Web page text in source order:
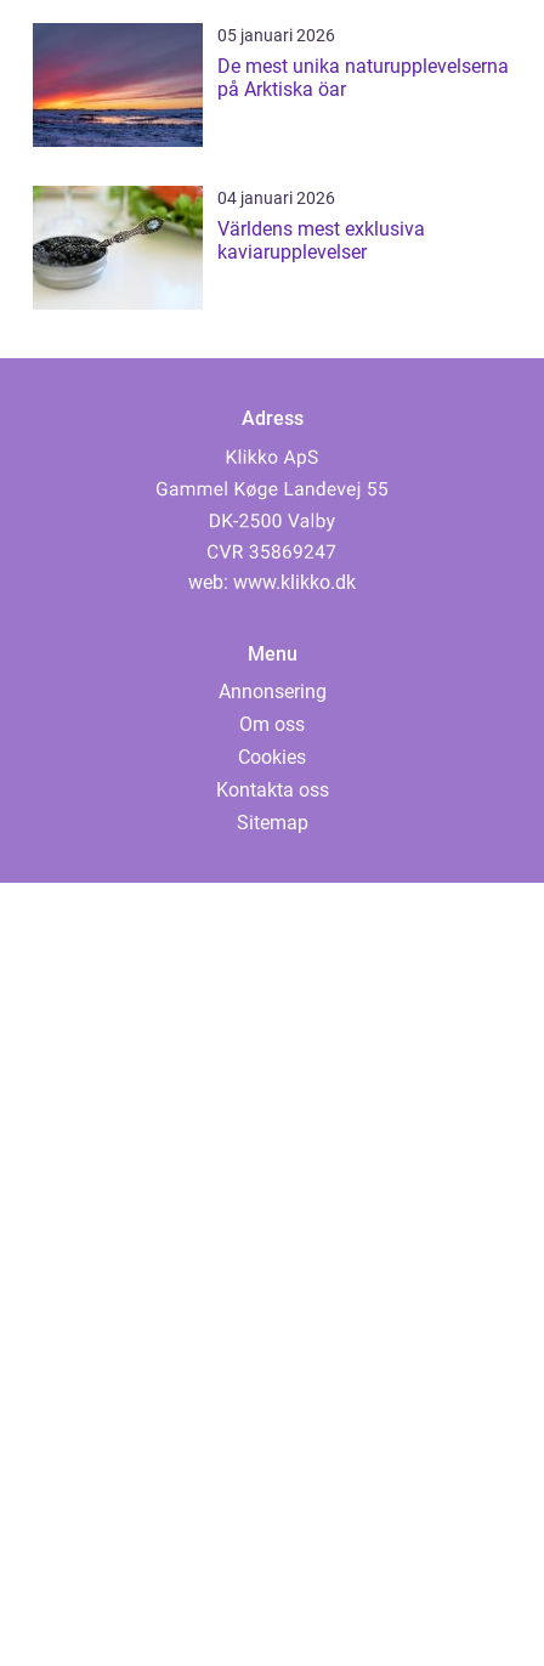
05 januari 2026
De mest unika naturupplevelserna
på Arktiska öar
04 januari 2026
Världens mest exklusiva
kaviarupplevelser
Adress
web: www.klikko.dk
Menu
Annonsering
Om oss
Cookies
Kontakta oss
Sitemap